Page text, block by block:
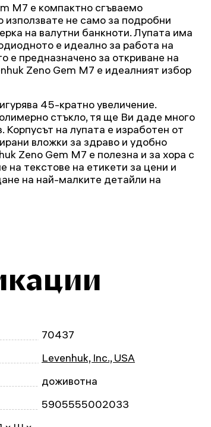
M7 е компактно сгъваемо
не само за подробни
на валутни банкноти. Лупата има
е идеално за работа на
е предназначено за откриване на
Zeno Gem M7 е идеалният избор
45-кратно увеличение.
стъкло, тя ще Ви даде много
Корпусът на лупата е изработен от
вложки за здраво и удобно
Zeno Gem M7 е полезна и за хора с
на текстове на етикети за цени и
на най-малките детайли на
70437
Levenhuk, Inc., USA
доживотна
5905555002033